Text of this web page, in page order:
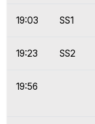
19:03 SS1
19:23 SS2
19:56